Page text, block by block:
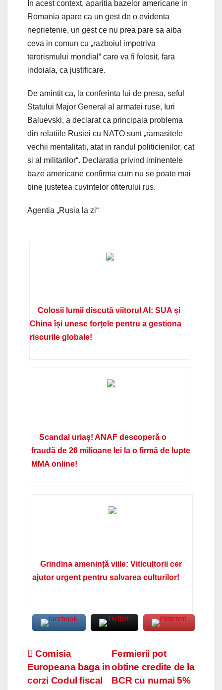
In acest context, aparitia bazelor americane in
Romania apare ca un gest de o evidenta
neprietenie, un gest ce nu prea pare sa aiba
ceva in comun cu „razboiul impotriva
terorismului mondial“ care va fi folosit, fara
indoiala, ca justificare.
De amintit ca, la conferinta lui de presa, seful
Statului Major General al armatei ruse, Iuri
Baluevski, a declarat ca principala problema
din relatiile Rusiei cu NATO sunt „ramasitele
vechii mentalitati, atat in randul politicienilor, cat
si al militarilor“. Declaratia privind iminentele
baze americane confirma cum nu se poate mai
bine justetea cuvintelor ofiterului rus.
Agentia „Rusia la zi“
Colosii lumii discută viitorul AI: SUA și
China își unesc forțele pentru a gestiona
riscurile globale!
Scandal uriaș! ANAF descoperă o
fraudă de 26 milioane lei la o firmă de lupte
MMA online!
Grindina amenință viile: Viticultorii cer
ajutor urgent pentru salvarea culturilor!
Navigare
în
Fermierii pot
obtine credite de la
BCR cu numai 5%
Comisia
Europeana baga in
corzi Codul fiscal